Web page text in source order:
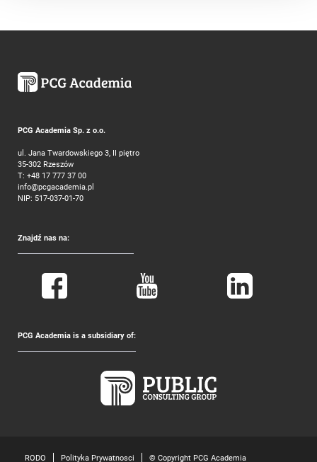
PCG Academia Sp. z o.o.
ul. Jana Twardowskiego 3, II piętro
35-302 Rzeszów
T: +48 17 777 37 00
info@pcgacademia.pl
NIP: 517-037-01-70
Znajdź nas na:
PCG Academia is a subsidiary of:
RODO Polityka Prywatnosci © Copyright PCG Academia